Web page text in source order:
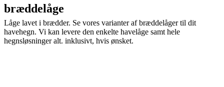
bræddelåge
Låge lavet i brædder. Se vores varianter af bræddelåger til dit
havehegn. Vi kan levere den enkelte havelåge samt hele
hegnsløsninger alt. inklusivt, hvis ønsket.